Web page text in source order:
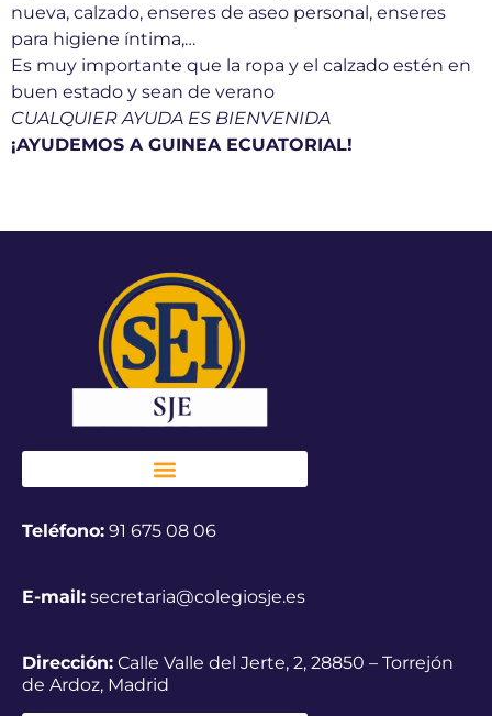
nueva, calzado, enseres de aseo personal, enseres
para higiene íntima,…
Es muy importante que la ropa y el calzado estén en
buen estado y sean de verano
CUALQUIER AYUDA ES BIENVENIDA
¡AYUDEMOS A GUINEA ECUATORIAL!
Teléfono: 91 675 08 06
E-mail: secretaria@colegiosje.es
Dirección: Calle Valle del Jerte, 2, 28850 – Torrejón
de Ardoz, Madrid